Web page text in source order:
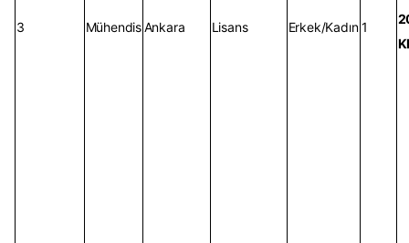
3 MühendisAnkara Lisans Erkek/Kadın 1